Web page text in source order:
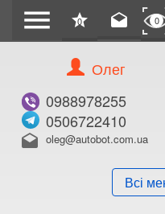
menu star
0 drafts 0
Олег
0988978255
0506722410
drafts oleg@autobot.com.ua
Всі